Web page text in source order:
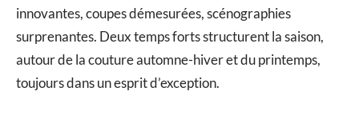
innovantes, coupes démesurées, scénographies
surprenantes. Deux temps forts structurent la saison,
autour de la couture automne-hiver et du printemps,
toujours dans un esprit d’exception.